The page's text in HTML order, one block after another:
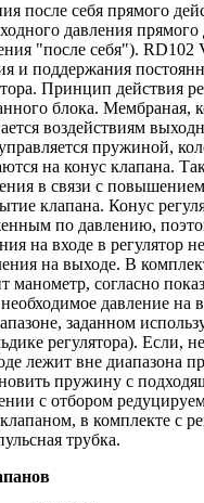
после себя прямого
давления прямого
"после себя"). RD102
и поддержания
Принцип действия
блока. Мембраная,
воздействиям
пружиной,
на конус клапана.
в связи с повышением
клапана. Конус
по давлению,
на входе в регулятор
на выходе. В
манометр, согласно
давление на
заданном
регулятора). Если,
лежит вне диапазона
пружину с
с отбором
в комплекте с
трубка.